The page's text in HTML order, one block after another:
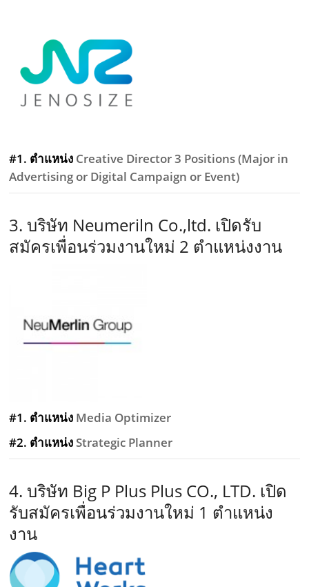
#1. ตำแหน่ง Creative Director 3 Positions (Major in
Advertising or Digital Campaign or Event)
3. บริษัท Neumeriln Co.,ltd. เปิดรับ
สมัครเพื่อนร่วมงานใหม่ 2 ตำแหน่งงาน
#1. ตำแหน่ง Media Optimizer
#2. ตำแหน่งStrategic Planner
4. บริษัท Big P Plus Plus CO., LTD. เปิด
รับสมัครเพื่อนร่วมงานใหม่ 1 ตำแหน่ง
งาน